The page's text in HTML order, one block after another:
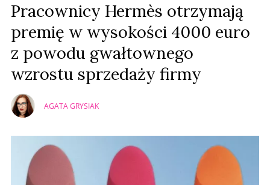
Pracownicy Hermès otrzymają
premię w wysokości 4000 euro
z powodu gwałtownego
wzrostu sprzedaży firmy
AGATA GRYSIAK